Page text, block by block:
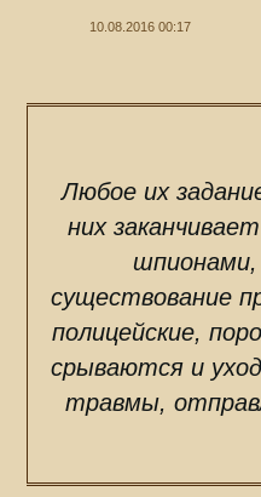
10.08.2016 00:17
Любое их
них
шпионами,
существование
полицейские,
срываются и